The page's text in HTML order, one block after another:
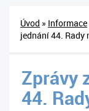
Úvod » Informace
jednání 44. Rady
Zprávy
44.